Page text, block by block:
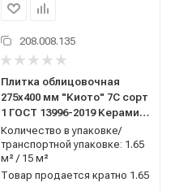
208.008.135
Плитка облицовочная
275x400 мм "Киото" 7С сорт
1 ГОСТ 13996-2019 Керамин
(Беларусь)
Количество в упаковке/
транспортной упаковке: 1.65
м² / 15 м²
Товар продается кратно 1.65